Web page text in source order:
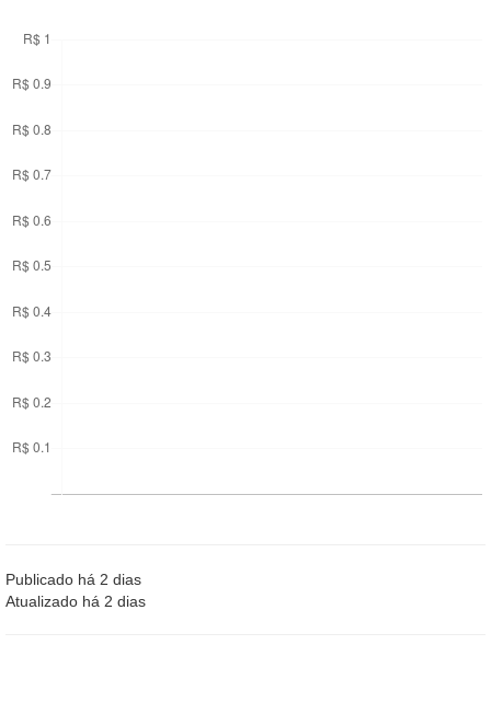
Publicado há 2 dias
Atualizado há 2 dias